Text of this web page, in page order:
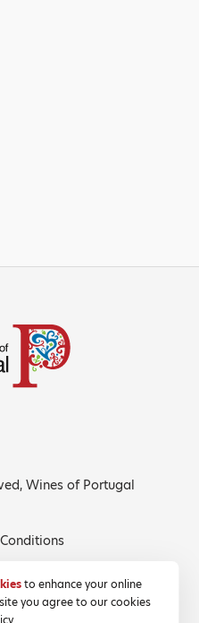
to enhance your online
you agree to our cookies
Wines of Portugal
Policy